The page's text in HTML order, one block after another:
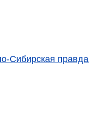
Сибирская